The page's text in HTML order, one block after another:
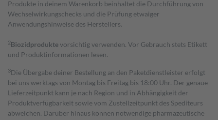
Produkte in deinem Warenkorb beinhaltet die Durchführung von
Wechselwirkungschecks und die Prüfung etwaiger
Anwendungshinweise des Herstellers.
2Biozidproduktevorsichtig verwenden. Vor Gebrauch stets Etikett
und Produktinformationen lesen.
3Die Übergabe deiner Bestellung an den Paketdienstleister erfolgt
bei uns werktags von Montag bis Freitag bis 18:00 Uhr. Der genaue
Lieferzeitpunkt kann je nach Region und in Abhängigkeit der
Produktverfügbarkeit sowie vom Zustellzeitpunkt des Spediteurs
abweichen. Darüber hinaus können notwendige pharmazeutische